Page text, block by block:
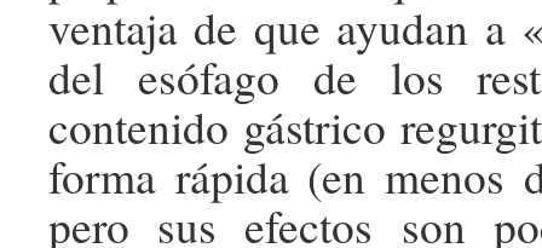
ventaja de que ayudan a
del esófago de los
contenido gástrico
forma rápida (en menos
pero sus efectos son